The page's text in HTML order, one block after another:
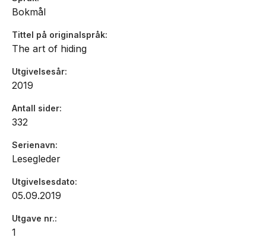
Bokmål
Tittel på originalspråk
The art of hiding
Utgivelsesår
2019
Antall sider
332
Serienavn
Lesegleder
Utgivelsesdato
05.09.2019
Utgave nr.
1